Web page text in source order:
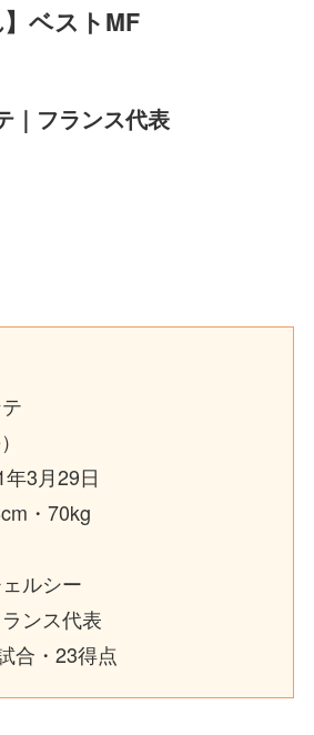
】ベストMF
｜フランス代表
3月29日
・70kg
ルシー
ンス代表
合・23得点